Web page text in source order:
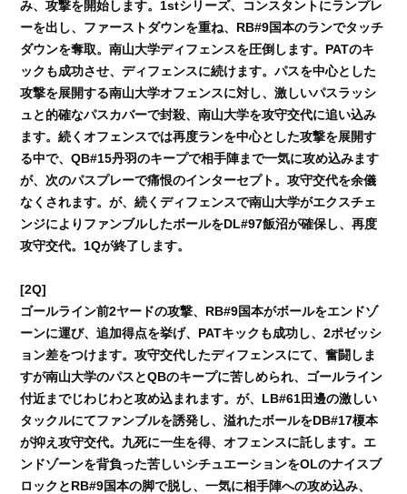
み、攻撃を開始します。1stシリーズ、コンスタントにランプレ
ーを出し、ファーストダウンを重ね、RB#9国本のランでタッチ
ダウンを奪取。南山大学ディフェンスを圧倒します。PATのキ
ックも成功させ、ディフェンスに続けます。パスを中心とした
攻撃を展開する南山大学オフェンスに対し、激しいパスラッシ
ュと的確なパスカバーで封殺、南山大学を攻守交代に追い込み
ます。続くオフェンスでは再度ランを中心とした攻撃を展開す
る中で、QB#15丹羽のキープで相手陣まで一気に攻め込みます
が、次のパスプレーで痛恨のインターセプト。攻守交代を余儀
なくされます。が、続くディフェンスで南山大学がエクスチェ
ンジによりファンブルしたボールをDL#97飯沼が確保し、再度
攻守交代。1Qが終了します。
[2Q]
ゴールライン前2ヤードの攻撃、RB#9国本がボールをエンドゾ
ーンに運び、追加得点を挙げ、PATキックも成功し、2ポゼッシ
ョン差をつけます。攻守交代したディフェンスにて、奮闘しま
すが南山大学のパスとQBのキープに苦しめられ、ゴールライン
付近までじわじわと攻め込まれます。が、LB#61田邊の激しい
タックルにてファンブルを誘発し、溢れたボールをDB#17榎本
が抑え攻守交代。九死に一生を得、オフェンスに託します。エ
ンドゾーンを背負った苦しいシチュエーションをOLのナイスブ
ロックとRB#9国本の脚で脱し、一気に相手陣への攻め込み、